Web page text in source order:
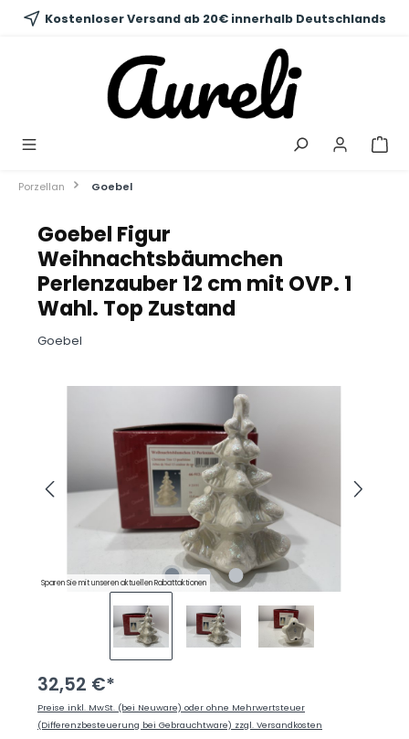
springen
Kostenloser Versand ab 20€ innerhalb Deutschlands
Porzellan Goebel
Goebel Figur
Weihnachtsbäumchen
Perlenzauber 12 cm mit OVP. 1
Wahl. Top Zustand
Goebel
Sparen Sie mit unseren aktuellen Rabattaktionen
32,52 €*
Preise inkl. MwSt. (bei Neuware) oder ohne Mehrwertsteuer
(Differenzbesteuerung bei Gebrauchtware) zzgl. Versandkosten